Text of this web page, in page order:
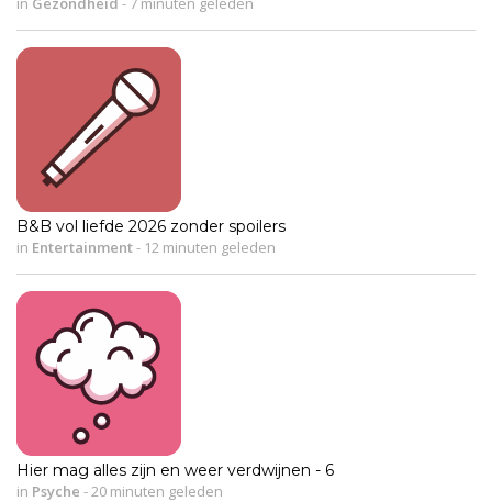
B&B vol liefde 2026 zonder spoilers
in Entertainment- 12 minuten geleden
Hier mag alles zijn en weer verdwijnen - 6
in Psyche -20 minuten geleden